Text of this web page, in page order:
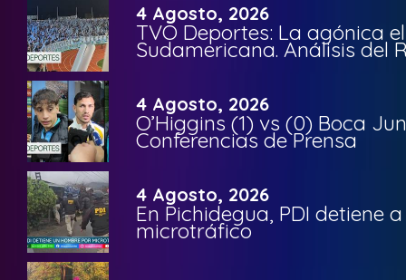
4 Agosto, 2026
TVO Deportes: La agónica
Sudamericana. Análisis del
4 Agosto, 2026
O’Higgins (1) vs (0) Boca
Conferencias de Prensa
4 Agosto, 2026
En Pichidegua, PDI detiene
microtráfico